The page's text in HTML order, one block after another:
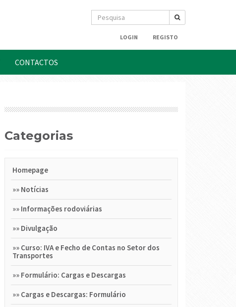
LOGIN REGISTO
CONTACTOS
Categorias
Homepage
»» Notícias
»» Informações rodoviárias
»» Divulgação
»» Curso: IVA e Fecho de Contas no Setor dos
Transportes
»» Formulário: Cargas e Descargas
»» Cargas e Descargas: Formulário